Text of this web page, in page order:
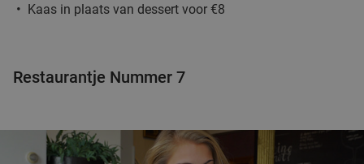
Kaas in plaats van dessert voor €8
Restaurantje Nummer 7